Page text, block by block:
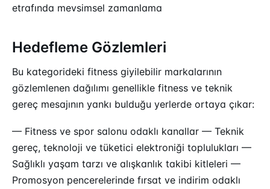
etrafında mevsimsel zamanlama
Hedefleme Gözlemleri
Bu kategorideki fitness giyilebilir markalarının
gözlemlenen dağılımı genellikle fitness ve teknik
gereç mesajının yankı bulduğu yerlerde ortaya çıkar:
— Fitness ve spor salonu odaklı kanallar — Teknik
gereç, teknoloji ve tüketici elektroniği toplulukları —
Sağlıklı yaşam tarzı ve alışkanlık takibi kitleleri —
Promosyon pencerelerinde fırsat ve indirim odaklı